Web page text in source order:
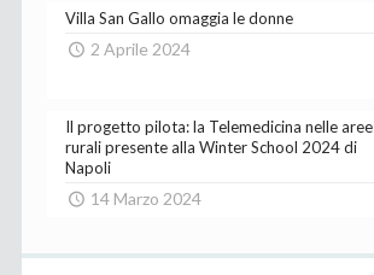
Villa San Gallo omaggia le donne
2 Aprile 2024
Il progetto pilota: la Telemedicina nelle aree
rurali presente alla Winter School 2024 di
Napoli
14 Marzo 2024